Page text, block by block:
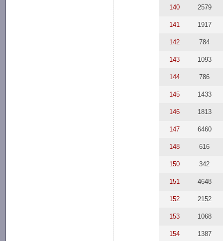
140 2579
141 1917
142 784
143 1093
144 786
145 1433
146 1813
147 6460
148 616
150 342
151 4648
152 2152
153 1068
154 1387